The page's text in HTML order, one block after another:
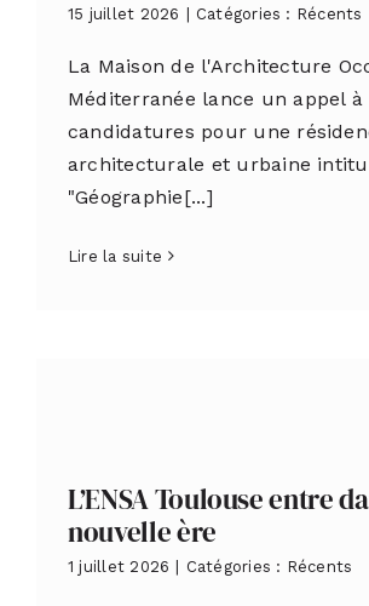
15 juillet 2026 | Catégories : Récents
La Maison de l'Architecture
Méditerranée lance un appel à
candidatures pour une
architecturale et urbaine
"Géographie[...]
Lire la suite
L’ENSA Toulouse entre
nouvelle ère
1 juillet 2026 Catégories : Récents